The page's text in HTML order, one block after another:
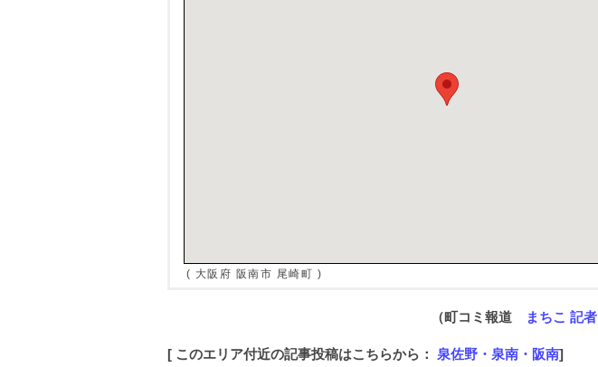
( 大阪府 阪南市 尾崎町 )
（町コミ報道 まちこ 記者
[ このエリア付近の記事投稿はこちらから： 泉佐野・泉南・阪南]